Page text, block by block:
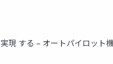
実現 する – オートパイロ